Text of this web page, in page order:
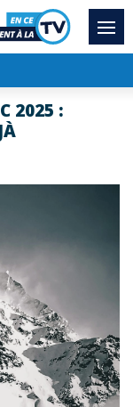
2025 :